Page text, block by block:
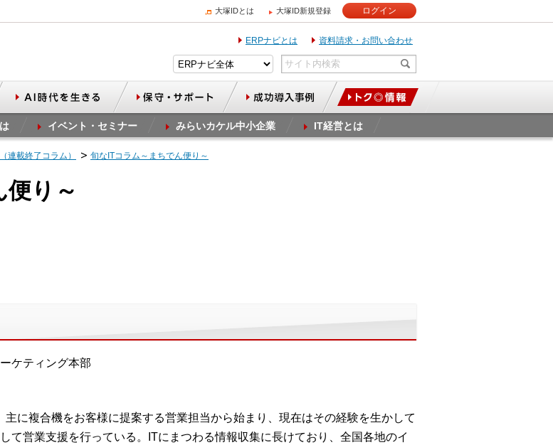
大塚IDとは 大塚ID新規登録 ログイン
ERPナビとは 資料請求・お問い合わせ
イベント・セミナー みらいカケル中小企業 IT経営とは
連載終了コラム） 旬なITコラム～まちでん便り～
り～
ケティング本部
主に複合機をお客様に提案する営業担当から始まり、現在はその経験を生かして
て営業支援を行っている。ITにまつわる情報収集に長けており、全国各地のイ